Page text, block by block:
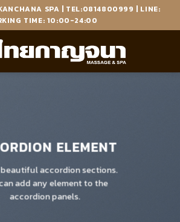
SPA | TEL:0814800999 | LINE:
TIME: 10:00-24:00
ELEMENT
accordion sections.
add any element to the
accordion panels.